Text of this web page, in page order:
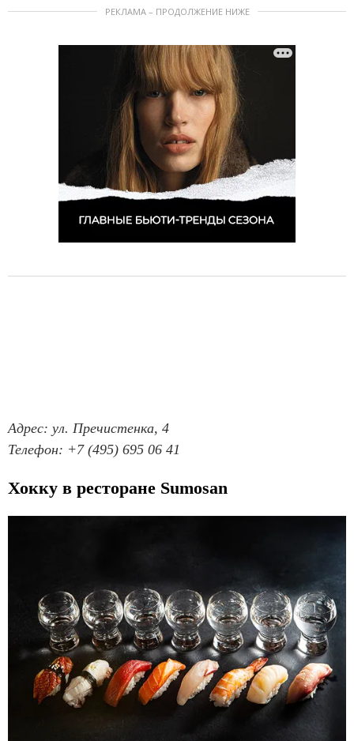
РЕКЛАМА – ПРОДОЛЖЕНИЕ НИЖЕ
Адрес: ул. Пречистенка, 4
Телефон: +7 (495) 695 06 41
Хокку в ресторане Sumosan